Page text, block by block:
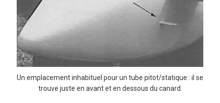
Un emplacement inhabituel pour un tube pitot/statique : il se
trouve juste en avant et en dessous du canard.